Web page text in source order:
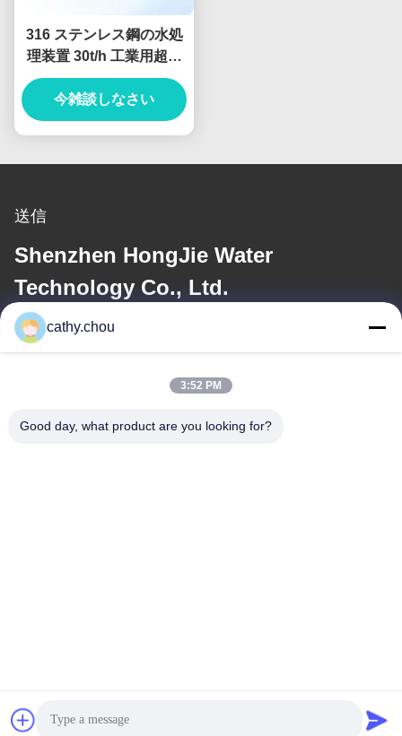
316 ステンレス鋼の水処
理装置 30t/h 工業用超純
水システム
今雑談しなさい
送信
Shenzhen HongJie Water
Technology Co., Ltd.
電子メール
中国の良質 純水設備 メーカー。Copyright© -2026 Shenzhen
HongJie Water Technology Co., Ltd. . 複製権所有。
cathy.chou
3:52 PM
Good day, what product are you looking for?